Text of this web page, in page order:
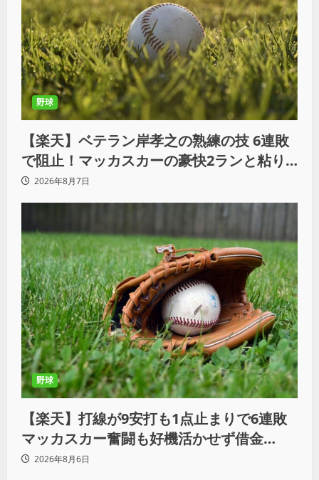
野球
【楽天】ベテラン岸孝之の熟練の技 6連敗
で阻止！マッカスカーの豪快2ランと粘り
の継投でオリックスを破る
2026年8月7日
野球
【楽天】打線が9安打も1点止まりで6連敗
マッカスカー奮闘も好機活かせず借金
「22」
2026年8月6日